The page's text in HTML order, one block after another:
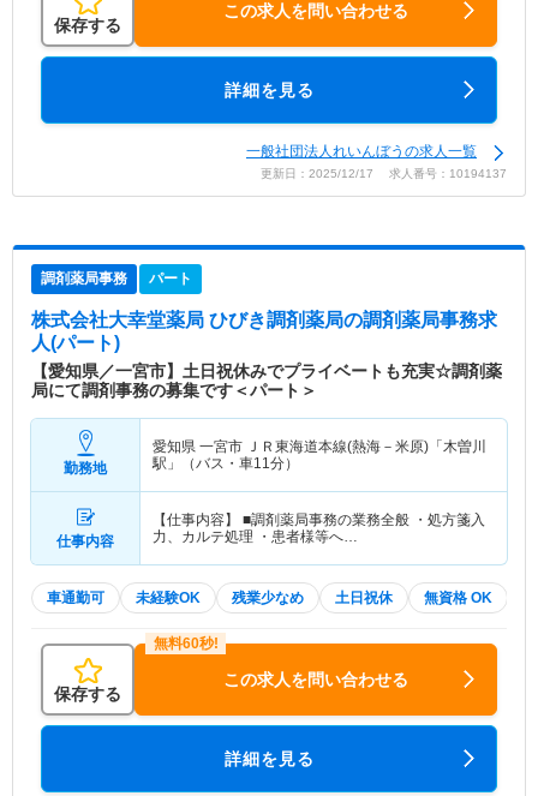
保存する
この求人を問い合わせる
詳細を見る
一般社団法人れいんぼうの求人一覧
更新日：2025/12/17 求人番号：10194137
調剤薬局事務 パート
株式会社大幸堂薬局 ひびき調剤薬局の調剤薬局事務求
人(パート)
【愛知県／一宮市】土日祝休みでプライベートも充実☆調剤薬
局にて調剤事務の募集です＜パート＞
勤務地
愛知県 一宮市 ＪＲ東海道本線(熱海－米原)「木曽川
駅」（バス・車11分）
仕事内容
【仕事内容】 ■調剤薬局事務の業務全般 ・処方箋入
力、カルテ処理 ・患者様等へ…
車通勤可 未経験OK 残業少なめ 土日祝休 無資格 OK
保存する
この求人を問い合わせる
詳細を見る